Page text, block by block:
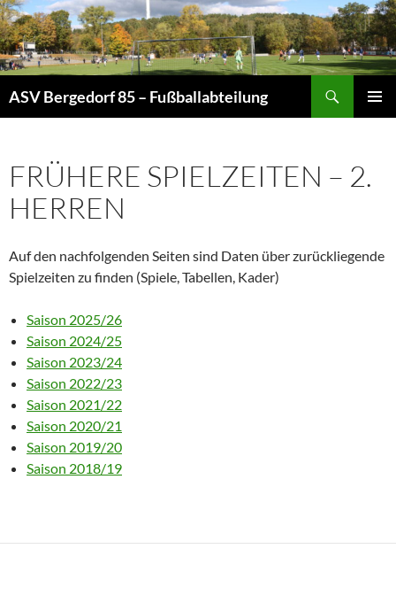
Zum
Inhalt
springen
ASV Bergedorf 85 – Fußballabteilung
FRÜHERE SPIELZEITEN – 2.
HERREN
Auf den nachfolgenden Seiten sind Daten über zurückliegende
Spielzeiten zu finden (Spiele, Tabellen, Kader)
Saison 2025/26
Saison 2024/25
Saison 2023/24
Saison 2022/23
Saison 2021/22
Saison 2020/21
Saison 2019/20
Saison 2018/19